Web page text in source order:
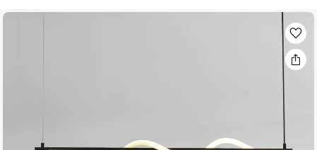
Ga
gallerij